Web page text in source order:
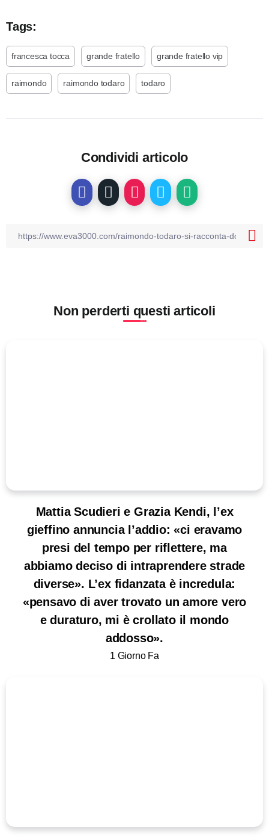
Tags:
francesca tocca grande fratello grande fratello vip
raimondo raimondo todaro todaro
Condividi articolo
Non perderti questi articoli
Mattia Scudieri e Grazia Kendi, l’ex
gieffino annuncia l’addio: «ci eravamo
presi del tempo per riflettere, ma
abbiamo deciso di intraprendere strade
diverse». L’ex fidanzata è incredula:
«pensavo di aver trovato un amore vero
e duraturo, mi è crollato il mondo
addosso».
1 Giorno Fa